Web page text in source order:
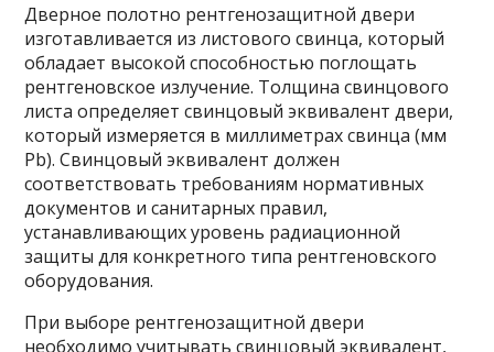
Дверное полотно рентгенозащитной двери
изготавливается из листового свинца, который
обладает высокой способностью поглощать
рентгеновское излучение. Толщина свинцового
листа определяет свинцовый эквивалент двери,
который измеряется в миллиметрах свинца (мм
Pb). Свинцовый эквивалент должен
соответствовать требованиям нормативных
документов и санитарных правил,
устанавливающих уровень радиационной
защиты для конкретного типа рентгеновского
оборудования.
При выборе рентгенозащитной двери
необходимо учитывать свинцовый эквивалент,